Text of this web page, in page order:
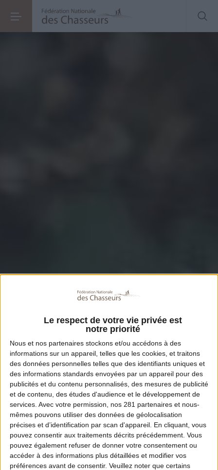
Le respect de votre vie privée est
notre priorité
Nous et nos partenaires stockons et/ou accédons à des
informations sur un appareil, telles que les cookies, et traitons
des données personnelles telles que des identifiants uniques et
des informations standards envoyées par un appareil pour des
publicités et du contenu personnalisés, des mesures de publicité
et de contenu, des études d'audience et le développement de
services. Avec votre permission, nos 281 partenaires et nous-
mêmes pouvons utiliser des données de géolocalisation
précises et d’identification par scan d'appareil. En cliquant, vous
pouvez consentir aux traitements décrits précédemment. Vous
pouvez également refuser de donner votre consentement ou
accéder à des informations plus détaillées et modifier vos
préférences avant de consentir. Veuillez noter que certains
Chasse du tangue : la task force numérique nationale renverse la table !